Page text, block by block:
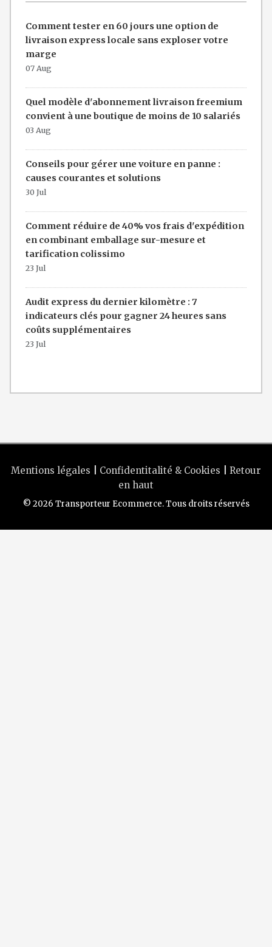
Comment tester en 60 jours une option de
livraison express locale sans exploser votre
marge
07 Aug
Quel modèle d'abonnement livraison freemium
convient à une boutique de moins de 10 salariés
03 Aug
Conseils pour gérer une voiture en panne :
causes courantes et solutions
30 Jul
Comment réduire de 40% vos frais d'expédition
en combinant emballage sur-mesure et
tarification colissimo
23 Jul
Audit express du dernier kilomètre : 7
indicateurs clés pour gagner 24 heures sans
coûts supplémentaires
23 Jul
Mentions légales Confidentitalité & Cookies
Retour
en haut
© 2026 Transporteur Ecommerce. Tous droits réservés